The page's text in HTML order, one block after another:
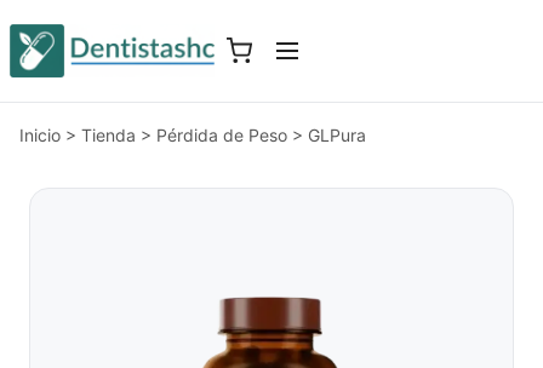
Inicio > Tienda > Pérdida de Peso > GLPura